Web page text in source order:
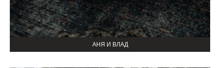
АНЯ И ВЛАД